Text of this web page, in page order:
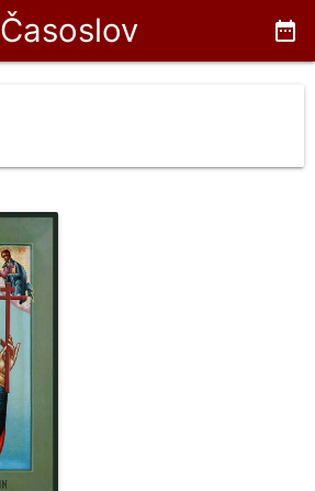
Časoslov date_range